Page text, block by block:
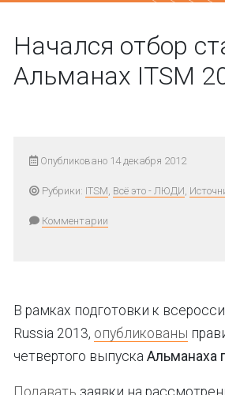
Начался отбор
Альманах ITSM
Опубликовано 14 декабря 2012
Рубрики: ITSM, Всё это - ЛЮДИ,
Комментарии
В рамках подготовки к
Russia 2013, опубликованы
четвертого выпуска Альманаха
Подавать заявки на